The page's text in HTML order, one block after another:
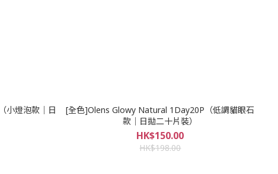
小燈泡款｜日
[全色]Olens Glowy Natural 1Day20P（低調貓眼石
款｜日拋二十片裝）
HK$150.00
HK$198.00